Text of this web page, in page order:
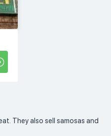
They also sell samosas and